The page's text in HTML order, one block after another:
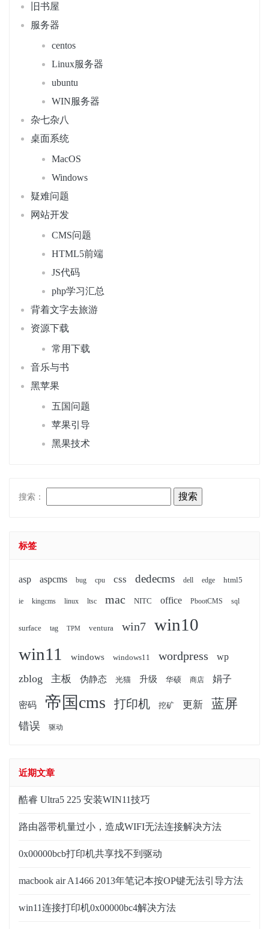
旧书屋
服务器
centos
Linux服务器
ubuntu
WIN服务器
杂七杂八
桌面系统
MacOS
Windows
疑难问题
网站开发
CMS问题
HTML5前端
JS代码
php学习汇总
背着文字去旅游
资源下载
常用下载
音乐与书
黑苹果
五国问题
苹果引导
黑果技术
搜索：
标签
asp aspcms bug cpu css dedecms dell edge html5
ie kingcms linux ltsc mac NITC office PbootCMS sql
surface tag TPM ventura win7
win10
win11
windows windows11 wordpress wp
zblog 主板 伪静态 光猫 升级 华硕 商店 娟子
密码 帝国cms 打印机 挖矿 更新 蓝屏
错误 驱动
近期文章
酷睿 Ultra5 225 安装WIN11技巧
路由器带机量过小，造成WIFI无法连接解决方法
0x00000bcb打印机共享找不到驱动
macbook air A1466 2013年笔记本按OP键无法引导方法
win11连接打印机0x00000bc4解决方法